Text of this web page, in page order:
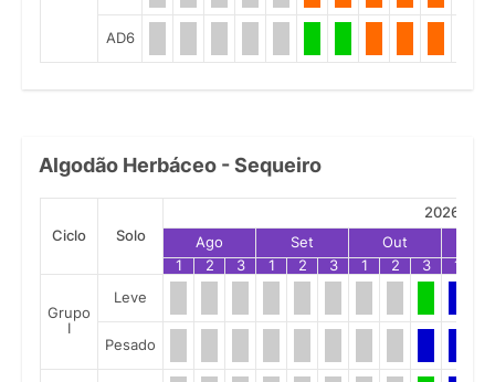
AD6
Algodão Herbáceo - Sequeiro
Ciclo Solo
2026
Ago
Set Out
1
2 3 1 2 3 1 2 3 1
Grupo
I
Leve
Pesado